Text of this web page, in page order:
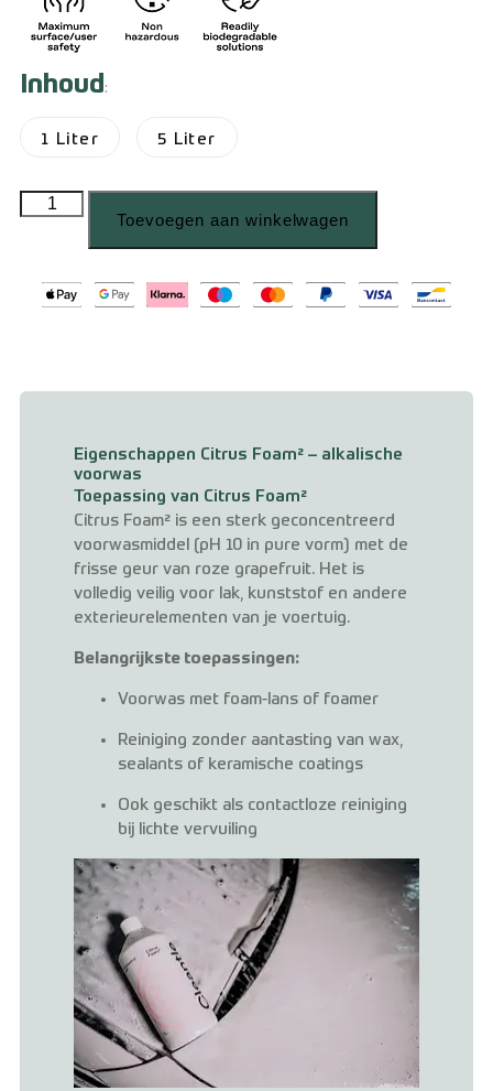
Inhoud:
1 Liter 5 Liter
Toevoegen aan winkelwagen
Eigenschappen Citrus Foam² – alkalische
voorwas
Toepassing van Citrus Foam²
Citrus Foam² is een sterk geconcentreerd
voorwasmiddel (pH 10 in pure vorm) met de
frisse geur van roze grapefruit. Het is
volledig veilig voor lak, kunststof en andere
exterieurelementen van je voertuig.
Belangrijkste toepassingen:
Voorwas met foam-lans of foamer
Reiniging zonder aantasting van wax,
sealants of keramische coatings
Ook geschikt als contactloze reiniging
bij lichte vervuiling